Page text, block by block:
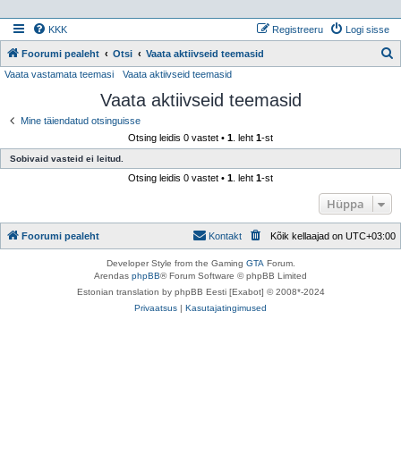
KKK Logi sisse
Registreeru
Foorumi pealeht Otsi Vaata aktiivseid teemasid
Vaata vastamata teemasi Vaata aktiivseid teemasid
Vaata aktiivseid teemasid
Mine täiendatud otsinguisse
Otsing leidis 0 vastet • 1 . leht 1-st
Sobivaid vasteid ei leitud.
Otsing leidis 0 vastet • 1 . leht 1-st
Hüppa
Foorumi pealeht Kõik kellaajad on UTC+03:00
Kontakt
Developer Style from the Gaming GTA Forum.
Arendas phpBB® Forum Software © phpBB Limited
Estonian translation by phpBB Eesti [Exabot] © 2008*-2024
Privaatsus | Kasutajatingimused